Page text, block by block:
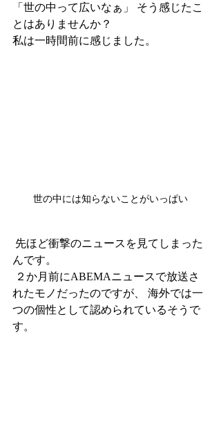
「世の中って広いなぁ」 そう感じたこ
とはありませんか？
私は一時間前に感じました。
世の中には知らないことがいっぱい
んです。
れたモノだったのですが、 海外では一
つの個性として認められているそうで
す。